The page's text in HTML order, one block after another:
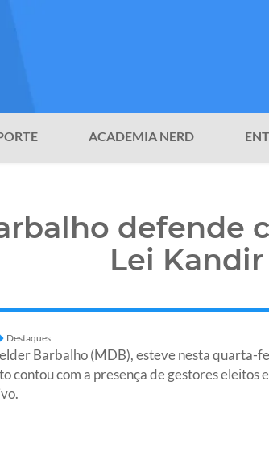
ACADEMIA NERD
defende
Lei Kandir
Destaques
Barbalho (MDB), esteve nesta quarta-
contou com a presença de gestores